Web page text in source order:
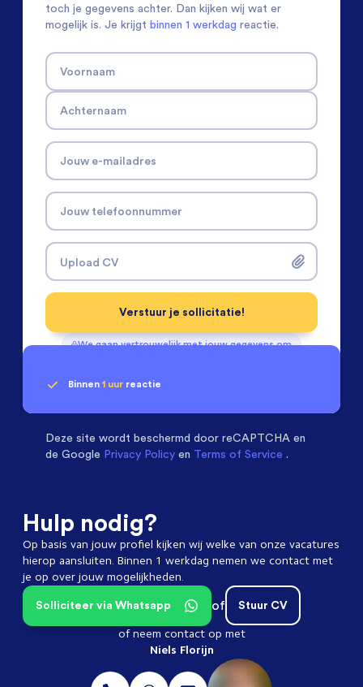
toch je gegevens achter. Dan kijken wij wat er
mogelijk is. Je krijgt binnen 1 werkdag reactie.
Voornaam
Achternaam
Jouw e-mailadres
Jouw telefoonnummer
Upload CV
We gaan vertrouwelijk met jouw gegevens om
Verstuur je sollicitatie!
Binnen 1 uur reactie
met een 9.3
Deze site wordt beschermd door reCAPTCHA en
de Google Privacy Policy en Terms of Service .
Hulp nodig?
Op basis van jouw profiel kijken wij welke van onze vacatures
hierop aansluiten. Binnen 1 werkdag nemen we contact met
je op over jouw mogelijkheden.
Stuur CV
of
Solliciteer via Whatsapp
of neem contact op met
Niels Florijn